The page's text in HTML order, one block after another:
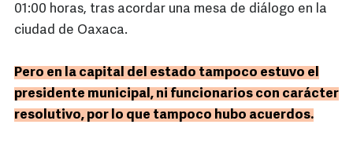
01:00 horas, tras acordar una mesa de diálogo en la
ciudad de Oaxaca.
Pero en la capital del estado tampoco estuvo el
presidente municipal, ni funcionarios con carácter
resolutivo, por lo que tampoco hubo acuerdos.